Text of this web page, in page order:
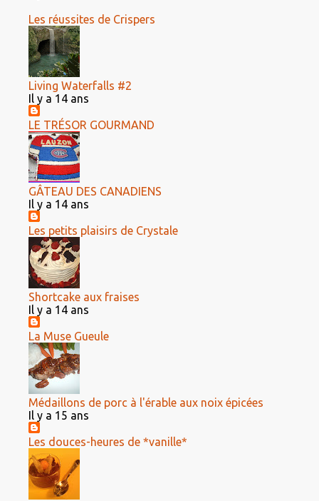
Les réussites de Crispers
Living Waterfalls #2
Il y a 14 ans
LE TRÉSOR GOURMAND
GÂTEAU DES CANADIENS
Il y a 14 ans
Les petits plaisirs de Crystale
Shortcake aux fraises
Il y a 14 ans
La Muse Gueule
Médaillons de porc à l'érable aux noix épicées
Il y a 15 ans
Les douces-heures de *vanille*